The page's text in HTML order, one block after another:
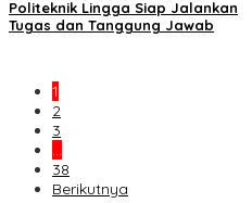
Politeknik Lingga Siap Jalankan
Tugas dan Tanggung Jawab
1
2
3
…
38
Berikutnya